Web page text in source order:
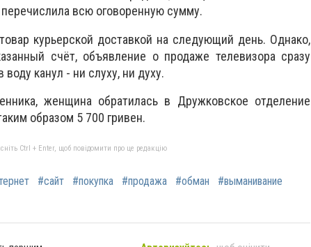
всю оговоренную сумму.
курьерской доставкой на следующий день. Однако,
счёт, объявление о продаже телевизора сразу
канул - ни слуху, ни духу.
женщина обратилась в Дружковское отделение
образом 5 700 гривен.
Ctrl + Enter, щоб повідомити про це редакцію
#сайт #покупка #продажа #обман
#выманивание